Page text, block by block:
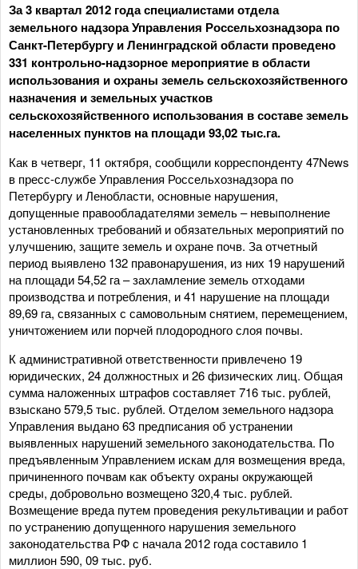
За 3 квартал 2012 года специалистами отдела
земельного надзора Управления Россельхознадзора по
Санкт-Петербургу и Ленинградской области проведено
331 контрольно-надзорное мероприятие в области
использования и охраны земель сельскохозяйственного
назначения и земельных участков
сельскохозяйственного использования в составе земель
населенных пунктов на площади 93,02 тыс.га.
Как в четверг, 11 октября, сообщили корреспонденту 47News
в пресс-службе Управления Россельхознадзора по
Петербургу и Ленобласти, основные нарушения,
допущенные правообладателями земель – невыполнение
установленных требований и обязательных мероприятий по
улучшению, защите земель и охране почв. За отчетный
период выявлено 132 правонарушения, из них 19 нарушений
на площади 54,52 га – захламление земель отходами
производства и потребления, и 41 нарушение на площади
89,69 га, связанных с самовольным снятием, перемещением,
уничтожением или порчей плодородного слоя почвы.
К административной ответственности привлечено 19
юридических, 24 должностных и 26 физических лиц. Общая
сумма наложенных штрафов составляет 716 тыс. рублей,
взыскано 579,5 тыс. рублей. Отделом земельного надзора
Управления выдано 63 предписания об устранении
выявленных нарушений земельного законодательства. По
предъявленным Управлением искам для возмещения вреда,
причиненного почвам как объекту охраны окружающей
среды, добровольно возмещено 320,4 тыс. рублей.
Возмещение вреда путем проведения рекультивации и работ
по устранению допущенного нарушения земельного
законодательства РФ с начала 2012 года составило 1
миллион 590, 09 тыс. руб.